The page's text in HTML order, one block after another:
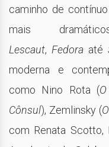
caminho de
mais
Lescaut, Fedoraaté
moderna e
como Nino Rota (
Cônsul), Zemlinsky (
com Renata Scotto,